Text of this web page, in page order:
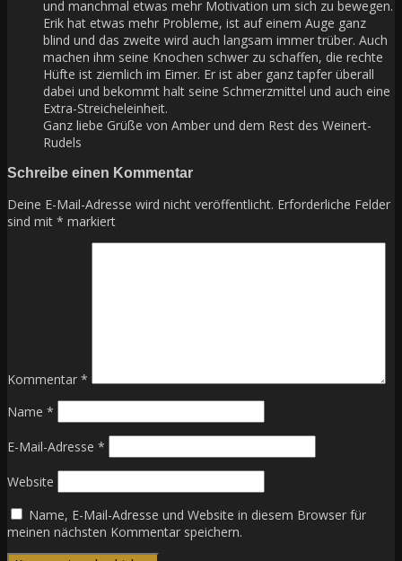
und manchmal etwas mehr Motivation um sich zu bewegen.
Erik hat etwas mehr Probleme, ist auf einem Auge ganz
blind und das zweite wird auch langsam immer trüber. Auch
machen ihm seine Knochen schwer zu schaffen, die rechte
Hüfte ist ziemlich im Eimer. Er ist aber ganz tapfer überall
dabei und bekommt halt seine Schmerzmittel und auch eine
Extra-Streicheleinheit.
Ganz liebe Grüße von Amber und dem Rest des Weinert-
Rudels
Schreibe einen Kommentar
Deine E-Mail-Adresse wird nicht veröffentlicht. Erforderliche Felder
sind mit * markiert
Kommentar *
Name *
E-Mail-Adresse *
Website
Name, E-Mail-Adresse und Website in diesem Browser für
meinen nächsten Kommentar speichern.